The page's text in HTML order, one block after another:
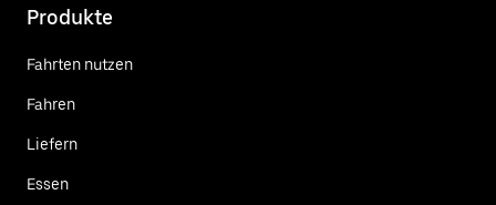
Produkte
Fahrten nutzen
Fahren
Liefern
Essen